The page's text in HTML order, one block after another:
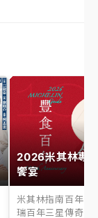
2026米其林專
饗宴
米其林指南百年之
瑞百年三星傳奇、